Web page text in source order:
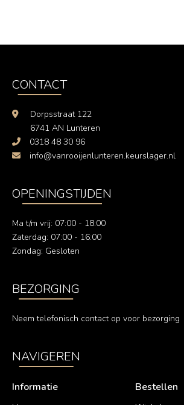
CONTACT
Dorpsstraat 122
6741 AN Lunteren
0318 48 30 96
info@vanrooijenlunteren.keurslager.nl
OPENINGSTIJDEN
Ma t/m vrij: 07:00 - 18:00
Zaterdag: 07:00 - 16:00
Zondag: Gesloten
BEZORGING
Neem telefonisch contact op voor bezorging
NAVIGEREN
Informatie Bestellen